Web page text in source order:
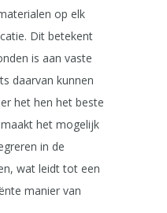
op elk
Dit betekent
is aan vaste
daarvan kunnen
het hen het beste
het mogelijk
in de
wat leidt tot een
manier van